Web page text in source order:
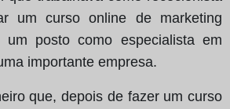
um curso online de marketing
um posto como especialista em
importante empresa.
que, depois de fazer um curso